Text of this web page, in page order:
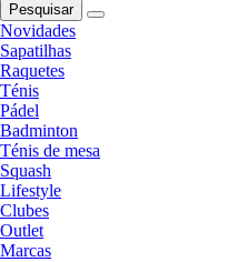
Pesquisar
Novidades
Sapatilhas
Raquetes
Ténis
Pádel
Badminton
Ténis de mesa
Squash
Lifestyle
Clubes
Outlet
Marcas